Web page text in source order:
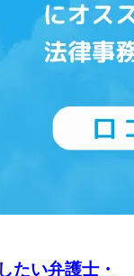
たい弁護士・